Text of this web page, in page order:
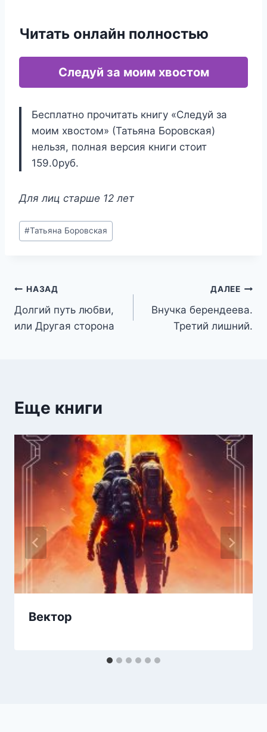
Читать онлайн полностью
Следуй за моим хвостом
Бесплатно прочитать книгу «Следуй за
моим хвостом» (Татьяна Боровская)
нельзя, полная версия книги стоит
159.0руб.
Для лиц старше 12 лет
Метки
записи:
#Татьяна Боровская
Навигация
по
НАЗАД
Долгий путь любви,
или Другая сторона
ДАЛЕЕ
Внучка берендеева.
Третий лишний.
Еще книги
Вектор